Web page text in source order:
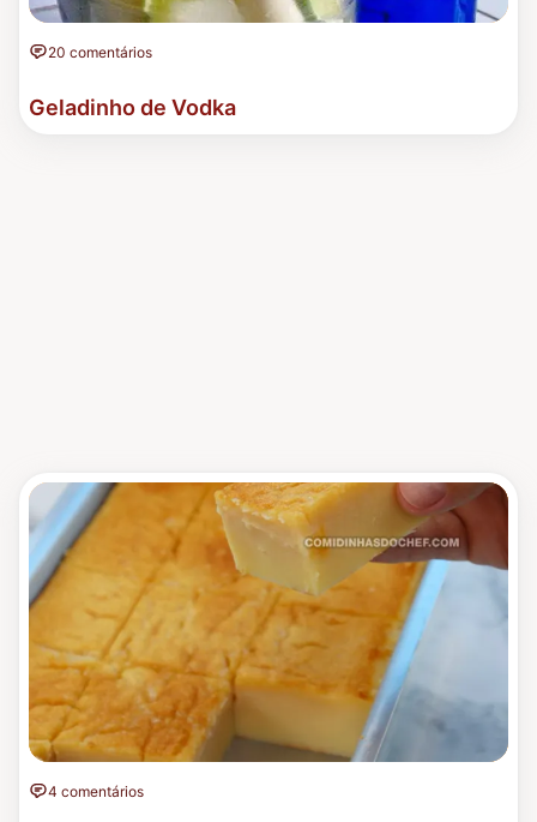
20 comentários
Geladinho de Vodka
4 comentários